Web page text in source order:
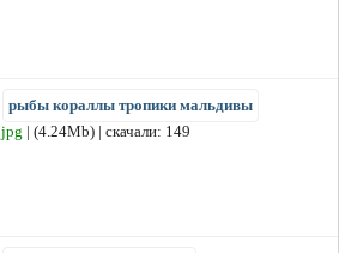
рыбы кораллы тропики мальдивы
jpg | (4.24Mb) | скачали: 149